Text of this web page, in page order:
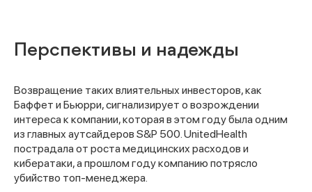
Перспективы и надежды
Возвращение таких влиятельных инвесторов, как
Баффет и Бьюрри, сигнализирует о возрождении
интереса к компании, которая в этом году была одним
из главных аутсайдеров S&P 500. UnitedHealth
пострадала от роста медицинских расходов и
кибератаки, а прошлом году компанию потрясло
убийство топ‑менеджера.